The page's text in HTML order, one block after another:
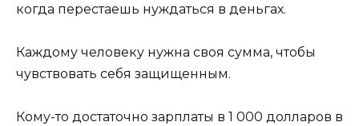
когда перестаешь нуждаться в деньгах.
Каждому человеку нужна своя сумма, чтобы
чувствовать себя защищенным.
Кому-то достаточно зарплаты в 1 000 долларов в